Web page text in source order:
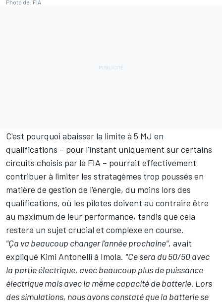
Photo de: FIA
C'est pourquoi abaisser la limite à 5 MJ en
qualifications – pour l'instant uniquement sur certains
circuits choisis par la FIA – pourrait effectivement
contribuer à limiter les stratagèmes trop poussés en
matière de gestion de l'énergie, du moins lors des
qualifications, où les pilotes doivent au contraire être
au maximum de leur performance, tandis que cela
restera un sujet crucial et complexe en course.
"Ça va beaucoup changer l'année prochaine", avait
expliqué Kimi Antonelli à Imola. "Ce sera du 50/50 avec
la partie électrique, avec beaucoup plus de puissance
électrique mais avec la même capacité de batterie. Lors
des simulations, nous avons constaté que la batterie se